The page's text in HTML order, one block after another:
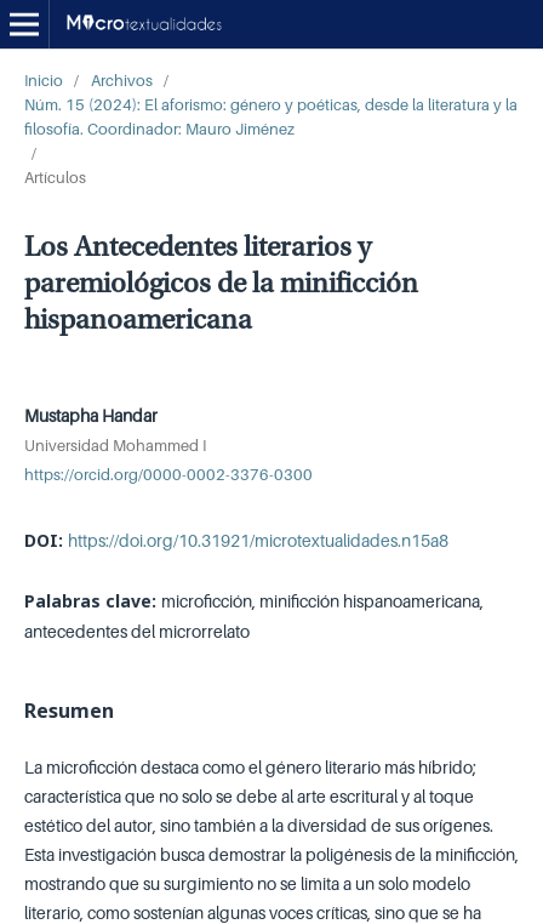
Inicio / Archivos /
Núm. 15 (2024): El aforismo: género y poéticas, desde la literatura y la
filosofía. Coordinador: Mauro Jiménez
/
Artículos
Los Antecedentes literarios y
paremiológicos de la minificción
hispanoamericana
Mustapha Handar
Universidad Mohammed I
https://orcid.org/0000-0002-3376-0300
DOI: https://doi.org/10.31921/microtextualidades.n15a8
Palabras clave: microficción, minificción hispanoamericana,
antecedentes del microrrelato
Resumen
La microficción destaca como el género literario más híbrido;
característica que no solo se debe al arte escritural y al toque
estético del autor, sino también a la diversidad de sus orígenes.
Esta investigación busca demostrar la poligénesis de la minificción,
mostrando que su surgimiento no se limita a un solo modelo
literario, como sostenían algunas voces críticas, sino que se ha